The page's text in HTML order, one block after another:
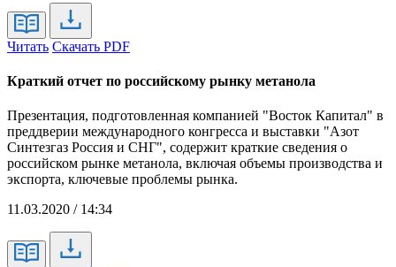
Читать Скачать PDF
Краткий отчет по российскому рынку метанола
Презентация, подготовленная компанией "Восток Капитал" в
преддверии международного конгресса и выставки "Азот
Синтезгаз Россия и СНГ", содержит краткие сведения о
российском рынке метанола, включая объемы производства и
экспорта, ключевые проблемы рынка.
11.03.2020 / 14:34